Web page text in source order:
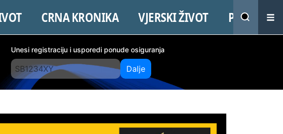
CRNA KRONIKA VJERSKI ŽIVOT PROMO
Unesi registraciju i usporedi ponude osiguranja
Dalje